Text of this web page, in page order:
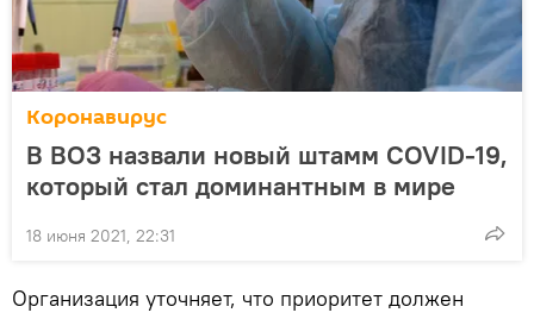
Коронавирус
В ВОЗ назвали новый штамм COVID-19,
который стал доминантным в мире
18 июня 2021, 22:31
Организация уточняет, что приоритет должен